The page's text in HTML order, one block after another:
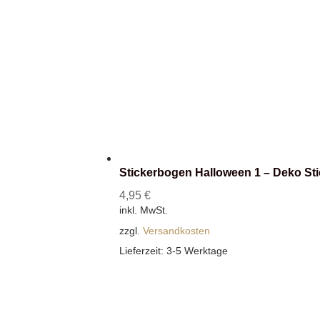
Stickerbogen Halloween 1 – Deko
4,95€
inkl. MwSt.
zzgl.Versandkosten
Lieferzeit:3-5 Werktage